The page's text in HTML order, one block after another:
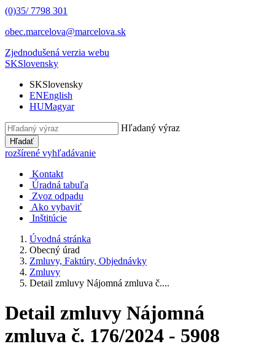
(0)35/ 7798 301
obec.marcelova@marcelova.sk
Zjednodušená verzia webu
SKSlovensky
SKSlovensky
ENEnglish
HUMagyar
Hľadaný výraz
Hľadať
rozšírené vyhľadávanie
Kontakt
Úradná tabuľa
Zvoz odpadu
Ako vybaviť
Inštitúcie
Úvodná stránka
Obecný úrad
Zmluvy, Faktúry, Objednávky
Zmluvy
Detail zmluvy Nájomná zmluva č....
Detail zmluvy Nájomná
zmluva č. 176/2024 - 5908